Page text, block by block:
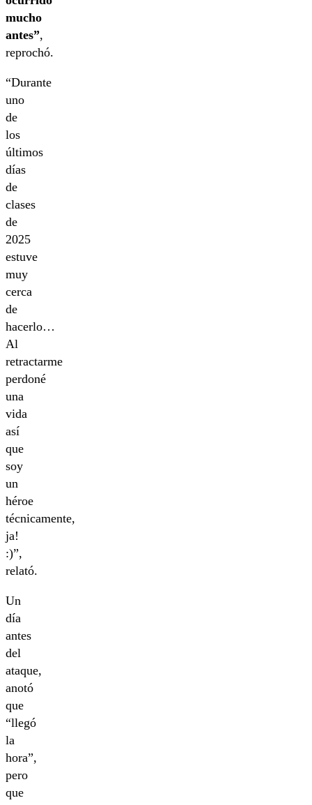
mucho
antes”,
reprochó.
“Durante
uno
de
los
últimos
días
de
clases
de
2025
estuve
muy
cerca
de
hacerlo…
Al
retractarme
perdoné
una
vida
así
que
soy
un
héroe
técnicamente,
ja!
:)”,
relató.
Un
día
antes
del
ataque,
anotó
que
“llegó
la
hora”,
pero
que